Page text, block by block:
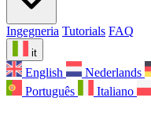
Ingegneria Tutorials FAQ
it
English Nederlands
Português
Italiano